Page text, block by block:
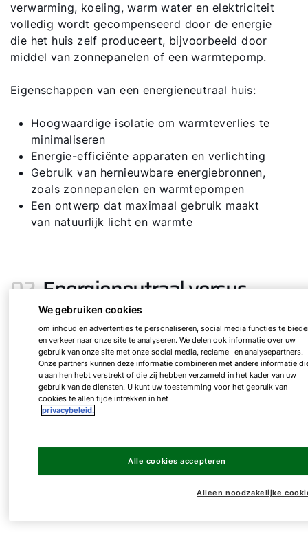
verwarming, koeling, warm water en elektriciteit
volledig wordt gecompenseerd door de energie
die het huis zelf produceert, bijvoorbeeld door
middel van zonnepanelen of een warmtepomp.
Eigenschappen van een energieneutraal huis:
Hoogwaardige isolatie om warmteverlies te
minimaliseren
Energie-efficiënte apparaten en verlichting
Gebruik van hernieuwbare energiebronnen,
zoals zonnepanelen en warmtepompen
Een ontwerp dat maximaal gebruik maakt
van natuurlijk licht en warmte
02.Energieneutraal versus
zelfvoorzienend
Het is belangrijk om onderscheid te maken tussen
een energieneutraal huis en een energie-
zelfvoorzienend huis. Hoewel beide concepten zijn
gericht op duurzaamheid en een efficiënt gebruik
Een zelfvoorzienend huis is volledig onafhankelijk
betekent dat het al zijn energie zelf opwekt en
We gebruiken cookies
om inhoud en advertenties te personaliseren, social media functies te
en verkeer naar onze site te analyseren. We delen ook informatie over uw
gebruik van onze site met onze social media, reclame- en analysepartners.
Onze partners kunnen deze informatie combineren met andere informatie
u aan hen hebt verstrekt of die zij hebben verzameld in het kader van uw
gebruik van de diensten. U kunt uw toestemming voor het gebruik van
cookies te allen tijde intrekken in het
privacybeleid.
Alleen noodzakelijke
Alle cookies accepteren